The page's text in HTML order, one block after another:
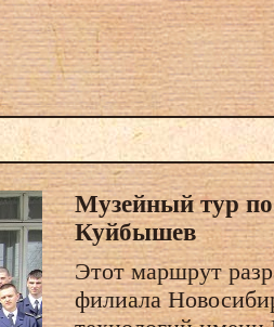
Музейный тур по
Куйбышев
Этот маршрут
филиала